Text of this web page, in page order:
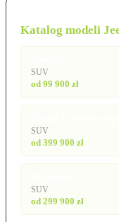
Katalog modeli
SUV
od 99 900 zł
SUV
od 399 900 zł
SUV
od 299 900 zł